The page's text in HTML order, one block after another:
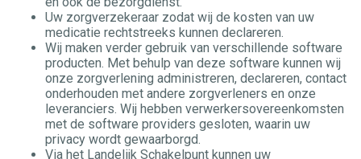
Uw zorgverzekeraar zodat wij de kosten van uw
medicatie rechtstreeks kunnen declareren.
Wij maken verder gebruik van verschillende software
producten. Met behulp van deze software kunnen wij
onze zorgverlening administreren, declareren, contact
onderhouden met andere zorgverleners en onze
leveranciers. Wij hebben verwerkersovereenkomsten
met de software providers gesloten, waarin uw
privacy wordt gewaarborgd.
Via het Landelijk Schakelpunt kunnen uw